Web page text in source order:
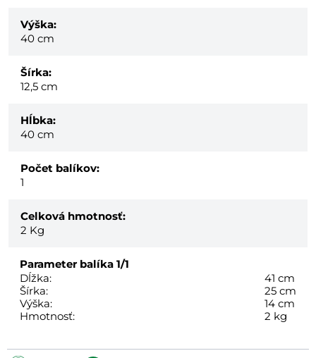
Výška:
40 cm
Šírka:
12,5 cm
Hĺbka:
40 cm
Počet balíkov:
1
Celková hmotnosť:
2 Kg
Parameter balíka 1/1
Dĺžka:
41 cm
Šírka:
25 cm
Výška:
14 cm
Hmotnosť:
2 kg